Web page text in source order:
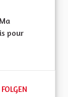
pour
50 FOLLOWER
FOLGEN